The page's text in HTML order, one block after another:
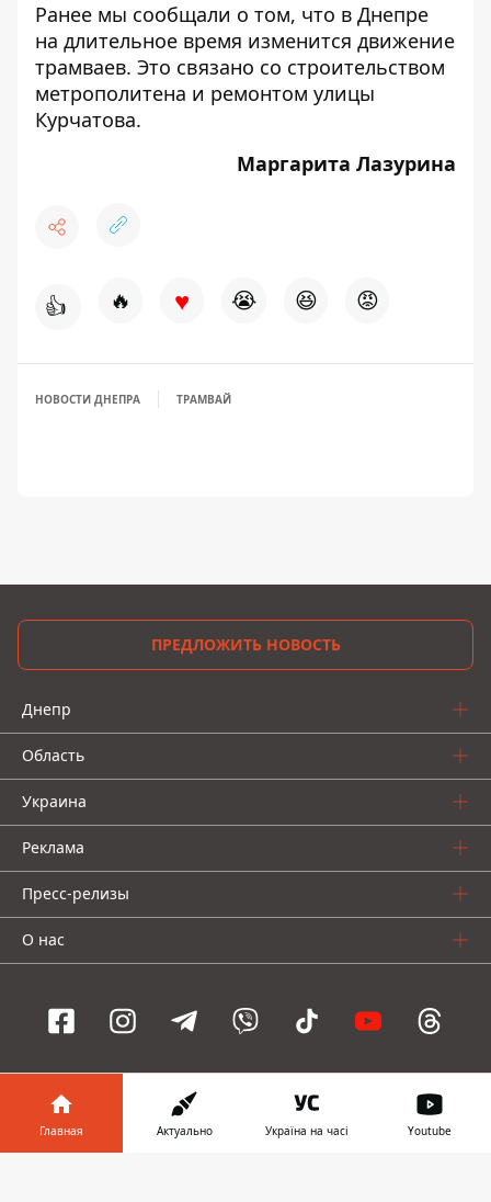
Ранее мы сообщали о том, что в Днепре
на длительное время изменится движение
трамваев. Это связано со строительством
метрополитена и ремонтом улицы
Курчатова.
Маргарита Лазурина
👍 🔥 ♥ 😭 😆 😡
НОВОСТИ ДНЕПРА ТРАМВАЙ
ПРЕДЛОЖИТЬ НОВОСТЬ
Днепр
Область
Украина
Реклама
Пресс-релизы
О нас
Информатор проекты
Информатор
Информатор
Информатор
Главная Актуально Україна на часі Youtube